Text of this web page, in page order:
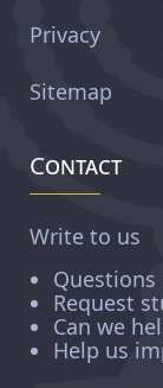
Privacy
Sitemap
Contact
Write to us
Questions
Request
Can we
Help us